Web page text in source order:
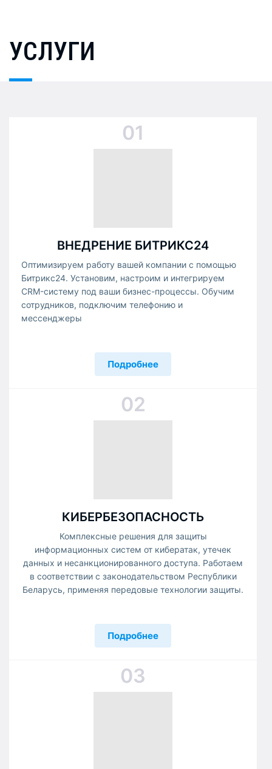
УСЛУГИ
01
ВНЕДРЕНИЕ БИТРИКС24
Оптимизируем работу вашей компании с помощью
Битрикс24. Установим, настроим и интегрируем
CRM-систему под ваши бизнес-процессы. Обучим
сотрудников, подключим телефонию и
мессенджеры
Подробнее
02
КИБЕРБЕЗОПАСНОСТЬ
Комплексные решения для защиты
информационных систем от кибератак, утечек
данных и несанкционированного доступа. Работаем
в соответствии с законодательством Республики
Беларусь, применяя передовые технологии защиты.
Подробнее
03